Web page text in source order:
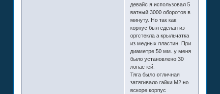
девайс я использовал 5
ватный 3000 оборотов в
минуту. Но так как
корпус был сделан из
оргстекла а крыльчатка
из медных пластин. При
диаметре 50 мм. у меня
было установлено 30
лопастей.
Тяга было отличная
затягивало гайки М2 но
вскоре корпус